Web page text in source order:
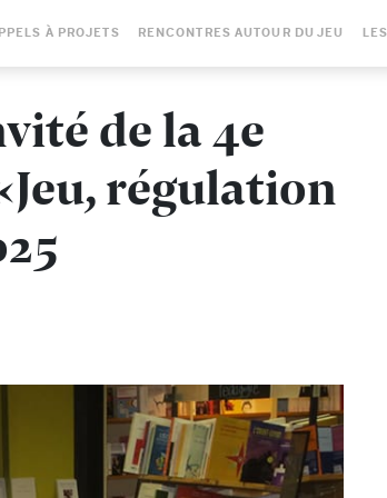
À PROJETS RENCONTRES AUTOUR DU JEU
de la 4e
régulation